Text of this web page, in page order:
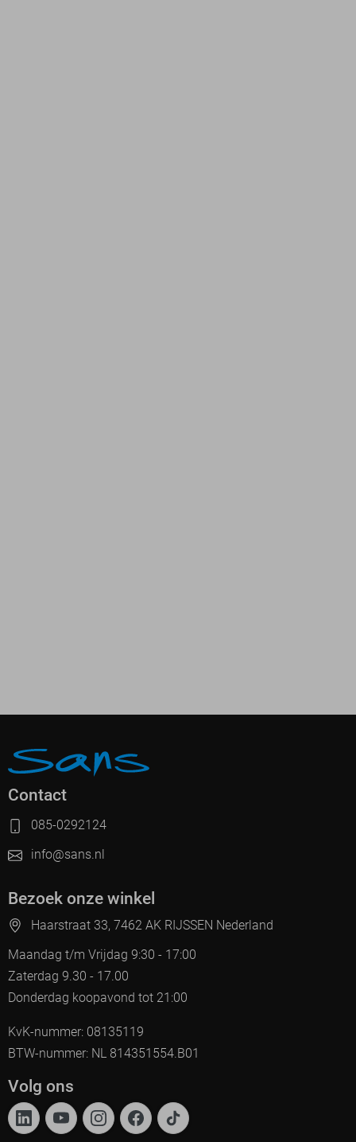
Contact
085-0292124
info@sans.nl
Bezoek onze winkel
Haarstraat 33, 7462 AK RIJSSEN Nederland
Maandag t/m Vrijdag 9:30 - 17:00
Zaterdag 9.30 - 17.00
Donderdag koopavond tot 21:00
KvK-nummer: 08135119
BTW-nummer: NL 814351554.B01
Volg ons